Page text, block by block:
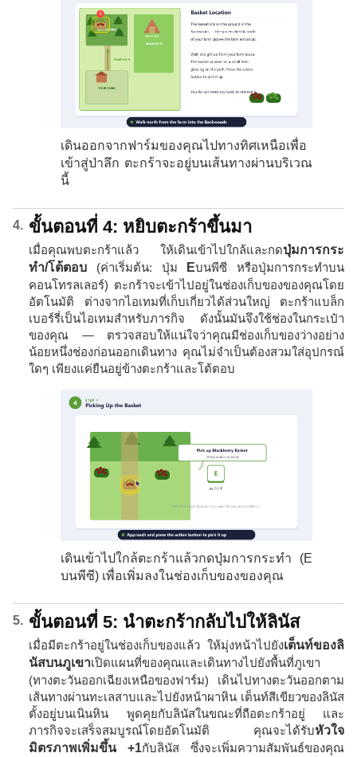
เดินออกจากฟาร์มของคุณไปทางทิศเหนือเพื่อ
เข้าสู่ป่าลึก ตะกร้าจะอยู่บนเส้นทางผ่านบริเวณ
นี้
ขั้นตอนที่ 4: หยิบตะกร้าขึ้นมา
เมื่อคุณพบตะกร้าแล้ว ให้เดินเข้าไปใกล้และกดปุ่มการกระ
ทำ/โต้ตอบ (ค่าเริ่มต้น: ปุ่ม Eบนพีซี หรือปุ่มการกระทำบน
คอนโทรลเลอร์) ตะกร้าจะเข้าไปอยู่ในช่องเก็บของของคุณโดย
อัตโนมัติ ต่างจากไอเทมที่เก็บเกี่ยวได้ส่วนใหญ่ ตะกร้าแบล็ก
เบอร์รี่เป็นไอเทมสำหรับภารกิจ ดังนั้นมันจึงใช้ช่องในกระเป๋า
ของคุณ — ตรวจสอบให้แน่ใจว่าคุณมีช่องเก็บของว่างอย่าง
น้อยหนึ่งช่องก่อนออกเดินทาง คุณไม่จำเป็นต้องสวมใส่อุปกรณ์
ใดๆ เพียงแค่ยืนอยู่ข้างตะกร้าและโต้ตอบ
เดินเข้าไปใกล้ตะกร้าแล้วกดปุ่มการกระทำ (E
บนพีซี) เพื่อเพิ่มลงในช่องเก็บของของคุณ
ขั้นตอนที่ 5: นำตะกร้ากลับไปให้ลินัส
เมื่อมีตะกร้าอยู่ในช่องเก็บของแล้ว ให้มุ่งหน้าไปยังเต็นท์ของลิ
นัสบนภูเขาเปิดแผนที่ของคุณและเดินทางไปยังพื้นที่ภูเขา
(ทางตะวันออกเฉียงเหนือของฟาร์ม) เดินไปทางตะวันออกตาม
เส้นทางผ่านทะเลสาบและไปยังหน้าผาหิน เต็นท์สีเขียวของลินัส
ตั้งอยู่บนเนินหิน พูดคุยกับลินัสในขณะที่ถือตะกร้าอยู่ และ
ภารกิจจะเสร็จสมบูรณ์โดยอัตโนมัติ คุณจะได้รับหัวใจ
มิตรภาพเพิ่มขึ้น +1กับลินัส ซึ่งจะเพิ่มความสัมพันธ์ของคุณ